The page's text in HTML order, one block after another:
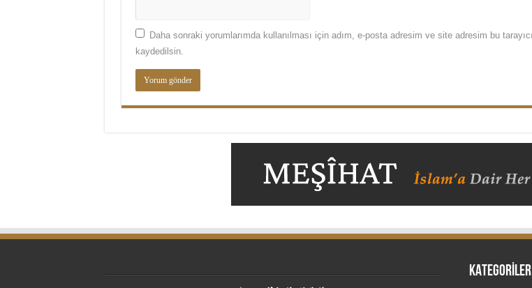
Daha sonraki yorumlarımda kullanılması için adım, e-posta adresim ve site adresim bu
kaydedilsin.
KATEGORİLER